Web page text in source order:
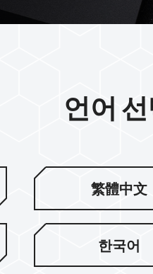
비
언어
繁體中文
한국어